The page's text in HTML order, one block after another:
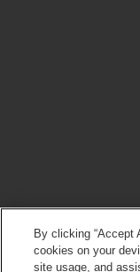
By clicking “Accept
cookies on your
site usage, and